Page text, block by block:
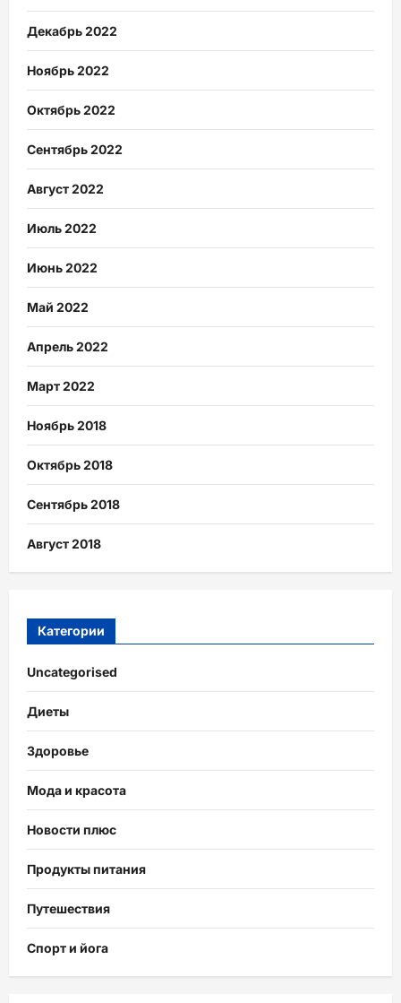
Декабрь 2022
Ноябрь 2022
Октябрь 2022
Сентябрь 2022
Август 2022
Июль 2022
Июнь 2022
Май 2022
Апрель 2022
Март 2022
Ноябрь 2018
Октябрь 2018
Сентябрь 2018
Август 2018
Категории
Uncategorised
Диеты
Здоровье
Мода и красота
Новости плюс
Продукты питания
Путешествия
Спорт и йога